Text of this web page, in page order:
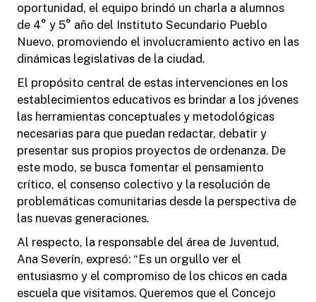
oportunidad, el equipo brindó un charla a alumnos
de 4° y 5° año del Instituto Secundario Pueblo
Nuevo, promoviendo el involucramiento activo en las
dinámicas legislativas de la ciudad.
El propósito central de estas intervenciones en los
establecimientos educativos es brindar a los jóvenes
las herramientas conceptuales y metodológicas
necesarias para que puedan redactar, debatir y
presentar sus propios proyectos de ordenanza. De
este modo, se busca fomentar el pensamiento
crítico, el consenso colectivo y la resolución de
problemáticas comunitarias desde la perspectiva de
las nuevas generaciones.
Al respecto, la responsable del área de Juventud,
Ana Severín, expresó: “Es un orgullo ver el
entusiasmo y el compromiso de los chicos en cada
escuela que visitamos. Queremos que el Concejo